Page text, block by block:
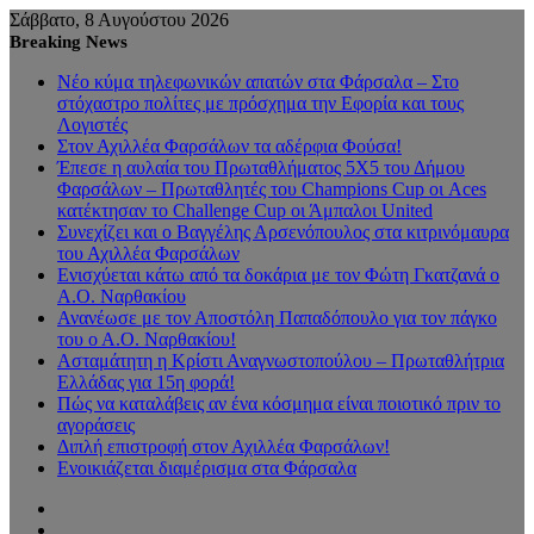
Σάββατο, 8 Αυγούστου 2026
Breaking News
Νέο κύμα τηλεφωνικών απατών στα Φάρσαλα – Στο
στόχαστρο πολίτες με πρόσχημα την Εφορία και τους
Λογιστές
Στον Αχιλλέα Φαρσάλων τα αδέρφια Φούσα!
Έπεσε η αυλαία του Πρωταθλήματος 5Χ5 του Δήμου
Φαρσάλων – Πρωταθλητές του Champions Cup οι Aces
κατέκτησαν το Challenge Cup οι Άμπαλοι United
Συνεχίζει και ο Βαγγέλης Αρσενόπουλος στα κιτρινόμαυρα
του Αχιλλέα Φαρσάλων
Ενισχύεται κάτω από τα δοκάρια με τον Φώτη Γκατζανά ο
Α.Ο. Ναρθακίου
Ανανέωσε με τον Αποστόλη Παπαδόπουλο για τον πάγκο
του ο Α.Ο. Ναρθακίου!
Ασταμάτητη η Κρίστι Αναγνωστοπούλου – Πρωταθλήτρια
Ελλάδας για 15η φορά!
Πώς να καταλάβεις αν ένα κόσμημα είναι ποιοτικό πριν το
αγοράσεις
Διπλή επιστροφή στον Αχιλλέα Φαρσάλων!
Ενοικιάζεται διαμέρισμα στα Φάρσαλα